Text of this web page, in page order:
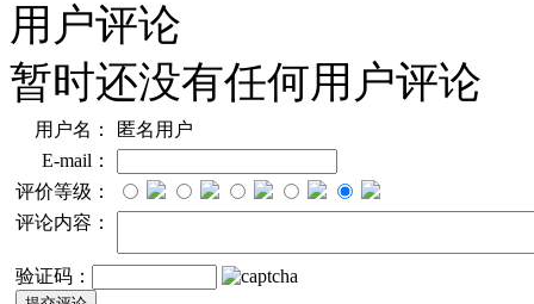
用户评论
暂时还没有任何用户评论
用户名：
匿名用户
E-mail：
评价等级：
评论内容：
验证码：